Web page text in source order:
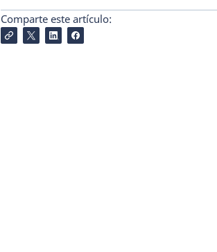
Comparte este artículo: